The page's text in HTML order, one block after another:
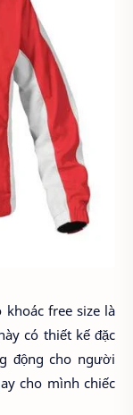
khoác free size là
có thiết kế đặc
động cho người
cho mình chiếc